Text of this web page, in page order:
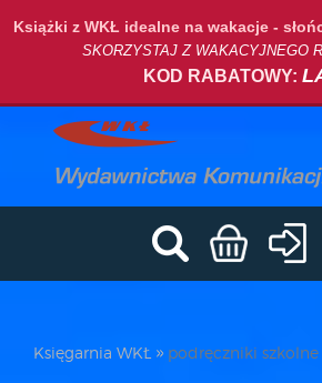
Książki z WKŁ idealne na wakacje -
SKORZYSTAJ Z WAKACYJNEGO
KOD RABATOWY:
Księgarnia WKŁ podręczniki szkolne